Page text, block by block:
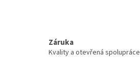
Záruka
Kvality a otevřená spolupráce